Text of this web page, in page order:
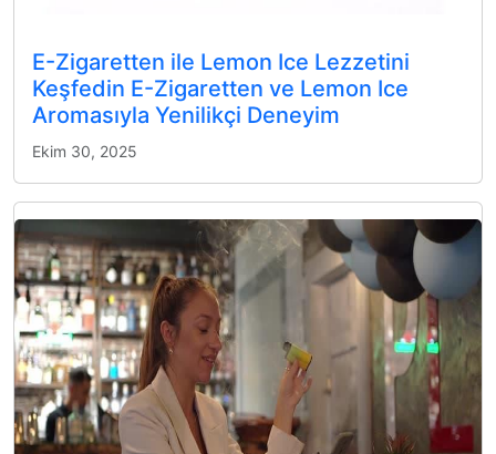
E-Zigaretten ile Lemon Ice Lezzetini
Keşfedin E-Zigaretten ve Lemon Ice
Aromasıyla Yenilikçi Deneyim
Ekim 30, 2025